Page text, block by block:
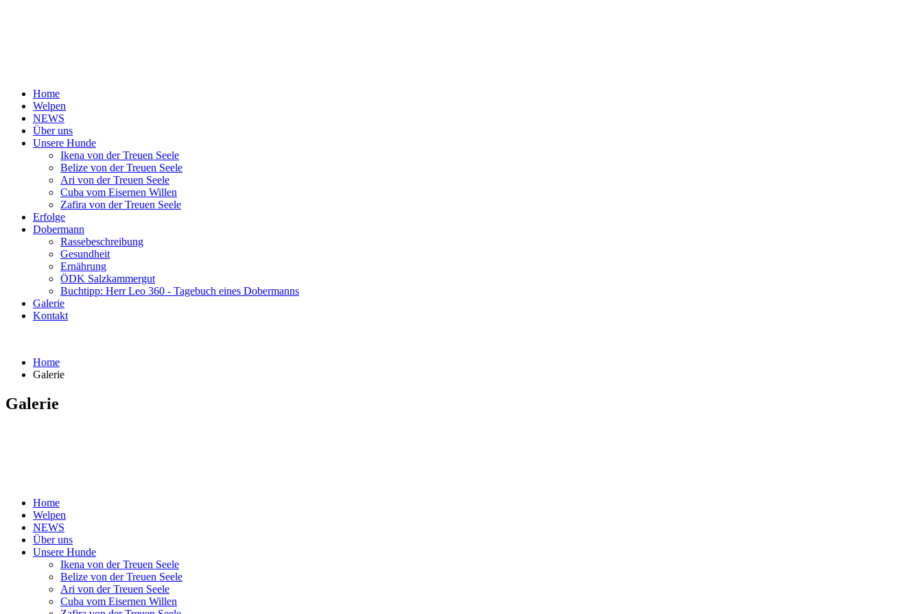
Home
Welpen
NEWS
Über uns
Unsere Hunde
Ikena von der Treuen Seele
Belize von der Treuen Seele
Ari von der Treuen Seele
Cuba vom Eisernen Willen
Zafira von der Treuen Seele
Erfolge
Dobermann
Rassebeschreibung
Gesundheit
Ernährung
ÖDK Salzkammergut
Buchtipp: Herr Leo 360 - Tagebuch eines Dobermanns
Galerie
Kontakt
Home
Galerie
Galerie
Home
Welpen
NEWS
Über uns
Unsere Hunde
Ikena von der Treuen Seele
Belize von der Treuen Seele
Ari von der Treuen Seele
Cuba vom Eisernen Willen